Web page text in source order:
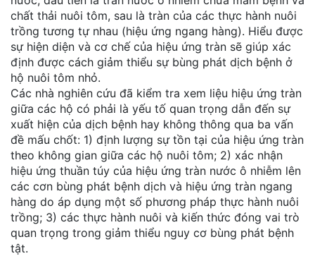
chất thải nuôi tôm, sau là tràn của các thực hành nuôi
trồng tương tự nhau (hiệu ứng ngang hàng). Hiểu được
sự hiện diện và cơ chế của hiệu ứng tràn sẽ giúp xác
định được cách giảm thiểu sự bùng phát dịch bệnh ở
hộ nuôi tôm nhỏ.
Các nhà nghiên cứu đã kiểm tra xem liệu hiệu ứng tràn
giữa các hộ có phải là yếu tố quan trọng dẫn đến sự
xuất hiện của dịch bệnh hay không thông qua ba vấn
đề mấu chốt: 1) định lượng sự tồn tại của hiệu ứng tràn
theo không gian giữa các hộ nuôi tôm; 2) xác nhận
hiệu ứng thuần túy của hiệu ứng tràn nước ô nhiễm lên
các cơn bùng phát bệnh dịch và hiệu ứng tràn ngang
hàng do áp dụng một số phương pháp thực hành nuôi
trồng; 3) các thực hành nuôi và kiến thức đóng vai trò
quan trọng trong giảm thiểu nguy cơ bùng phát bệnh
tật.